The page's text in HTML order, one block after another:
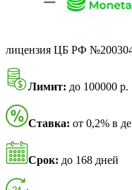
лицензия ЦБ РФ
Лимит: до 100000 р.
Ставка: от 0,2% в
Срок: до 168 дней